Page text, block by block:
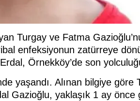
Turgay ve Fatma
enfeksiyonun zatürreye
Örnekköy’de son
yaşandı. Alınan bilgiye göre
Gazioğlu, yaklaşık 1 ay